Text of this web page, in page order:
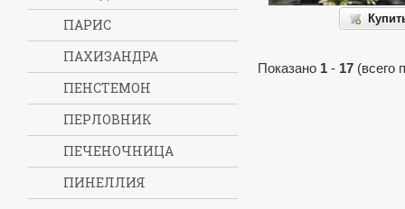
Показано 1 - 17 (всего
ПАРИС
ПАХИЗАНДРА
ПЕНСТЕМОН
ПЕРЛОВНИК
ПЕЧЕНОЧНИЦА
ПИНЕЛЛИЯ